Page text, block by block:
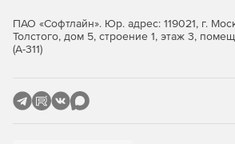
КОМПАС-3D позволяет осуществлять
возможностью последующего
вставку компонентов из наиболее
ПАО «Софтлайн». Юр. адрес: 119021, г.
Толстого, дом 5, строение 1, этаж 3,
(А-311)